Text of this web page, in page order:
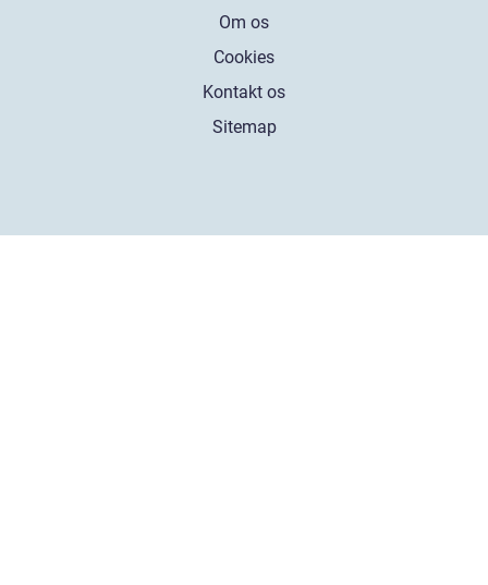
Om os
Cookies
Kontakt os
Sitemap